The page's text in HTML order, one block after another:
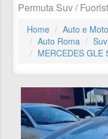
Permuta Suv /
Home Auto e Moto
Auto Roma
MERCEDES GLE